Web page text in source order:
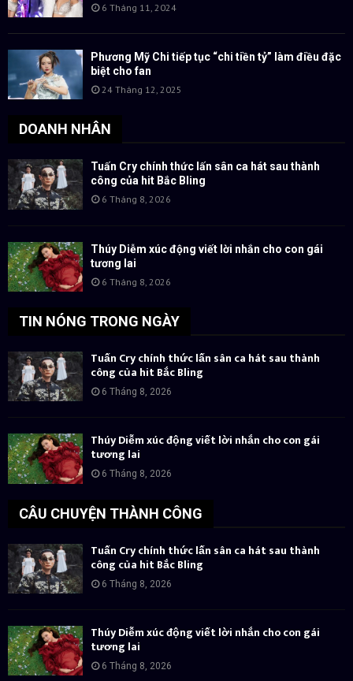
6 Tháng 11, 2024
Phương Mỹ Chi tiếp tục “chi tiền tỷ” làm điều đặc
biệt cho fan
24 Tháng 12, 2025
DOANH NHÂN
Tuấn Cry chính thức lấn sân ca hát sau thành
công của hit Bắc Bling
6 Tháng 8, 2026
Thúy Diễm xúc động viết lời nhắn cho con gái
tương lai
6 Tháng 8, 2026
TIN NÓNG TRONG NGÀY
Tuấn Cry chính thức lấn sân ca hát sau thành
công của hit Bắc Bling
6 Tháng 8, 2026
Thúy Diễm xúc động viết lời nhắn cho con gái
tương lai
6 Tháng 8, 2026
CÂU CHUYỆN THÀNH CÔNG
Tuấn Cry chính thức lấn sân ca hát sau thành
công của hit Bắc Bling
6 Tháng 8, 2026
Thúy Diễm xúc động viết lời nhắn cho con gái
tương lai
6 Tháng 8, 2026